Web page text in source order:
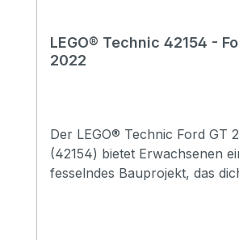
LEGO® Technic 42154 -
2022
Der LEGO® Technic Ford GT
(42154) bietet Erwachsenen
fesselndes Bauprojekt, das